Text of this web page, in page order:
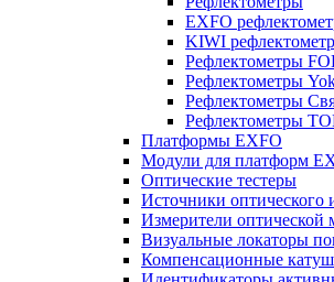
EXFO
KIWI
Рефлектометры
Рефлектометры
Рефлектометры
Рефлектометры
Платформы EXFO
Модули для платформ
Оптические тестеры
Источники оптического
Измерители оптической
Визуальные локаторы
Компенсационные